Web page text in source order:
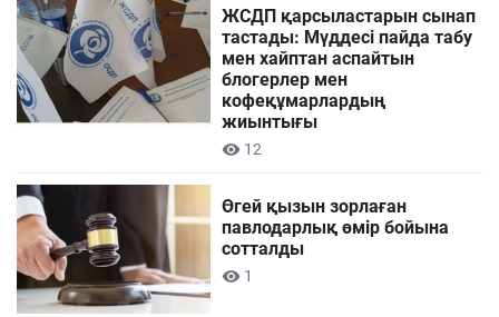
ЖСДП қарсыластарын сынап
тастады: Мүддесі пайда табу
мен хайптан аспайтын
блогерлер мен
кофеқұмарлардың
жиынтығы
12
Өгей қызын зорлаған
павлодарлық өмір бойына
сотталды
1